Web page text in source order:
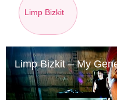
Limp Bizkit
Limp Bizkit – My